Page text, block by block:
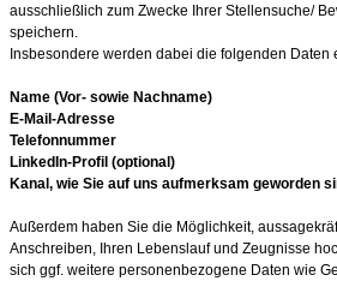
ausschließlich zum Zwecke Ihrer Stellensuche/
speichern.
Insbesondere werden dabei die folgenden Daten
Name (Vor- sowie Nachname)
E-Mail-Adresse
Telefonnummer
LinkedIn-Profil (optional)
Kanal, wie Sie auf uns aufmerksam geworden
Außerdem haben Sie die Möglichkeit,
Anschreiben, Ihren Lebenslauf und Zeugnisse
sich ggf. weitere personenbezogene Daten wie